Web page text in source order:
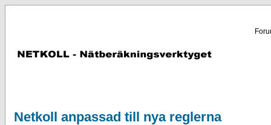
Netkoll anpassad till nya reglerna